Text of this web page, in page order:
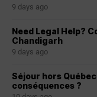
9 days ago
Need Legal Help?
Chandigarh
9 days ago
Séjour hors
conséquences ?